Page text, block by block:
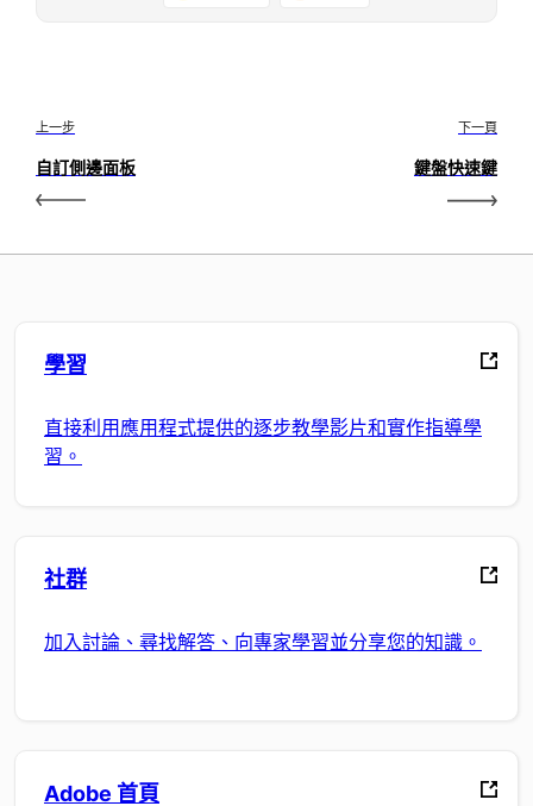
上一步
自訂側邊面板
下一頁
鍵盤快速鍵
學習
直接利用應用程式提供的逐步教學影片和實作指導學
習。
社群
加入討論、尋找解答、向專家學習並分享您的知識。
Adobe 首頁